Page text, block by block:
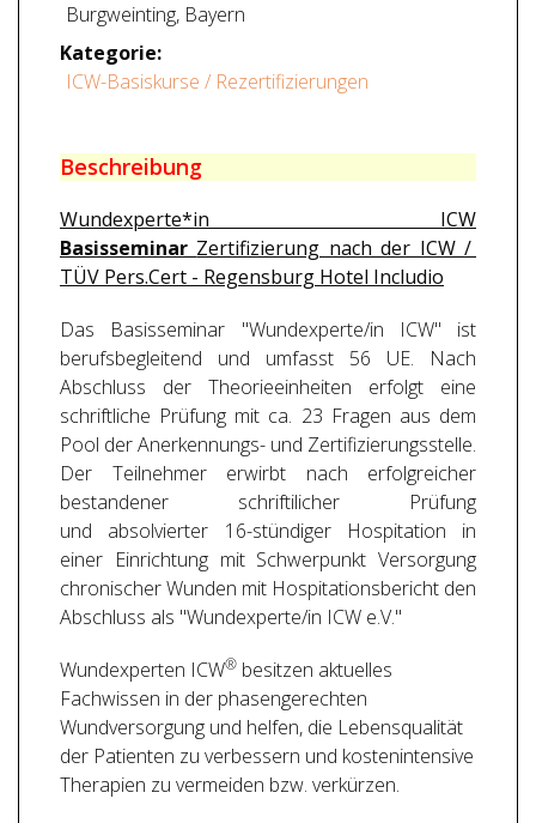
Burgweinting, Bayern
Kategorie:
ICW-Basiskurse / Rezertifizierungen
Beschreibung
Wundexperte*in ICW
Basisseminar Zertifizierung nach der ICW /
TÜV Pers.Cert - Regensburg Hotel Includio
Das Basisseminar "Wundexperte/in ICW" ist
berufsbegleitend und umfasst 56 UE. Nach
Abschluss der Theorieeinheiten erfolgt eine
schriftliche Prüfung mit ca. 23 Fragen aus dem
Pool der Anerkennungs- und Zertifizierungsstelle.
Der Teilnehmer erwirbt nach erfolgreicher
bestandener schriftilicher Prüfung
und absolvierter 16-stündiger Hospitation in
einer Einrichtung mit Schwerpunkt Versorgung
chronischer Wunden mit Hospitationsbericht den
Abschluss als "Wundexperte/in ICW e.V."
Wundexperten ICW® besitzen aktuelles
Fachwissen in der phasengerechten
Wundversorgung und helfen, die Lebensqualität
der Patienten zu verbessern und kostenintensive
Therapien zu vermeiden bzw. verkürzen.